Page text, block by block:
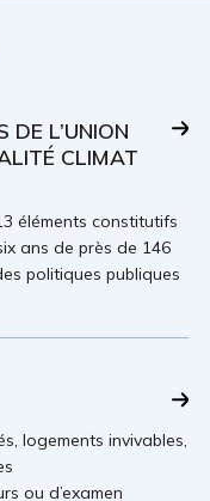
DE L’UNION
CLIMAT
éléments constitutifs
ans de près de 146
politiques publiques
logements invivables,
ou d’examen